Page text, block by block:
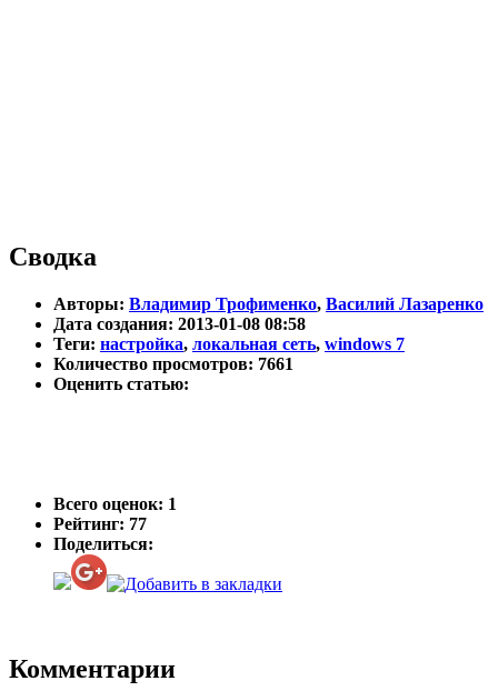
Сводка
Авторы: Владимир Трофименко, Василий Лазаренко
Дата создания: 2013-01-08 08:58
Теги: настройка, локальная сеть, windows 7
Количество просмотров: 7661
Оценить статью:
Всего оценок: 1
Рейтинг: 77
Поделиться:
Комментарии